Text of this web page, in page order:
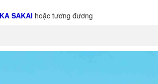
SAKAI hoặc tương đương